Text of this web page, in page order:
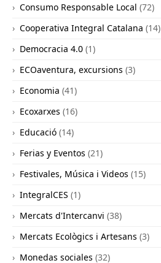
Consumo Responsable Local (72)
Cooperativa Integral Catalana (14)
Democracia 4.0 (1)
ECOaventura, excursions (3)
Economia (41)
Ecoxarxes (16)
Educació (14)
Ferias y Eventos (21)
Festivales, Música i Videos (15)
IntegralCES (1)
Mercats d'Intercanvi (38)
Mercats Ecològics i Artesans (3)
Monedas sociales (32)